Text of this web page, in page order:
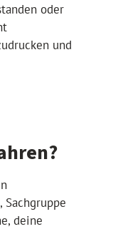
oder
und
Sachgruppe
deine